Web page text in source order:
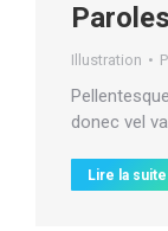
Illustration
donec vel
Lire la suite